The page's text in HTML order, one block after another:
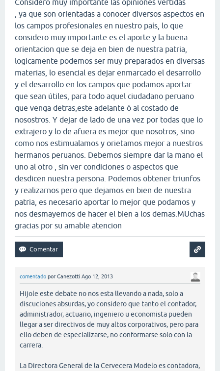
Considero muy importante las opiniones vertidas
, ya que son orientadas a conocer diversos aspectos en
los campos profesionales en nuestro país, lo que
considero muy importante es el aporte y la buena
orientacion que se deja en bien de nuestra patria,
logicamente podemos ser muy preparados en diversas
materias, lo esencial es dejar enmarcado el desarrollo
y el desarrollo en los campos que podamos aportar
que sean útiles, para todo aquel ciudadano peruano
que venga detras,este adelante ò al costado de
nosostros. Y dejar de lado de una vez por todas que lo
extrajero y lo de afuera es mejor que nosotros, sino
como nos estimualamos y orietamos mejor a nuestros
hermanos peruanos. Debemos siempre dar la mano el
uno al otro , sin ver condiciones o aspectos que
desdicen nuestra persona. Podemos obtener triunfos
y realizarnos pero que dejamos en bien de nuestra
patria, es necesario aportar lo mejor que podamos y
nos desmayemos de hacer el bien a los demas.MUchas
gracias por su amable atencion
comentado por Ganezotti Ago 12, 2013
Hijole este debate no nos esta llevando a nada, solo a
discuciones absurdas, yo considero que tanto el contador,
administrador, actuario, ingeniero u economista pueden
llegar a ser directivos de muy altos corporativos, pero para
ello deben de especializarse, no conformarse solo con la
carrera.
La Directora General de la Cervecera Modelo es contadora,